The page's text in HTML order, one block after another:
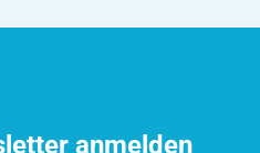
anmelden